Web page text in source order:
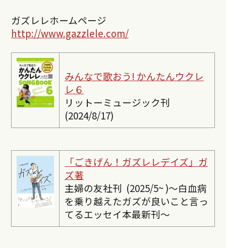
ガズレレホームページ
http://www.gazzlele.com/
みんなで歌おう! かんたんウクレ
レ６
リットーミュージック刊
(2024/8/17)
「ごきげん！ガズレレデイズ」ガ
ズ著
主婦の友社刊 (2025/5~ )〜白血病
を乗り越えたガズが良いこと言っ
てるエッセイ本最新刊〜